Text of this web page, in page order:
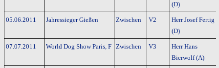
(D)
05.06.2011 Jahressieger Gießen Zwischen V2
Herr Josef Fertig
(D)
07.07.2011 World Dog Show Paris, F Zwischen V3
Herr Hans
Bierwolf (A)